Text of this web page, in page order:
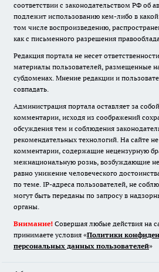
соответствии с законодательством РФ об
подлежит использованию кем-либо в
том числе воспроизведению,
как с письменного разрешения
Редакция портала не несет
материалы пользователей, размещенные
субдоменах. Мнение редакции и
совпадать.
Администрация портала оставляет за
комментарии, исходя из соображений
обсуждения тем и соблюдения
рекомендательных технологий. На сайте
комментарии, содержащие нецензурную
межнациональную рознь, возбуждающие
равно унижение человеческого
по теме. IP-адреса пользователей, не
могут быть переданы по запросу в
органы.
Внимание! Совершая любые действия на
принимаете условия «Политики
персональных данных пользователей»